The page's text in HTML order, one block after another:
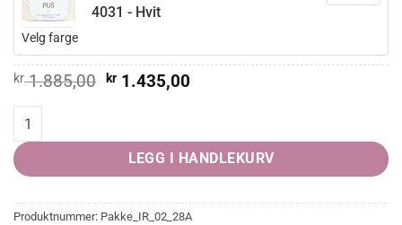
Velg farge
4031 - Hvit
kr1.885,00 Opprinnelig
kr1.435,00Nåværende
HANAMI genser quantity
LEGG I HANDLEKURV
Produktnummer: Pakke_IR_02_28A